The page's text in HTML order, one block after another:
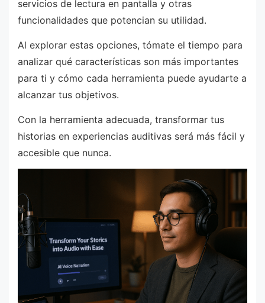
servicios de lectura en pantalla y otras
funcionalidades que potencian su utilidad.
Al explorar estas opciones, tómate el tiempo para
analizar qué características son más importantes
para ti y cómo cada herramienta puede ayudarte a
alcanzar tus objetivos.
Con la herramienta adecuada, transformar tus
historias en experiencias auditivas será más fácil y
accesible que nunca.